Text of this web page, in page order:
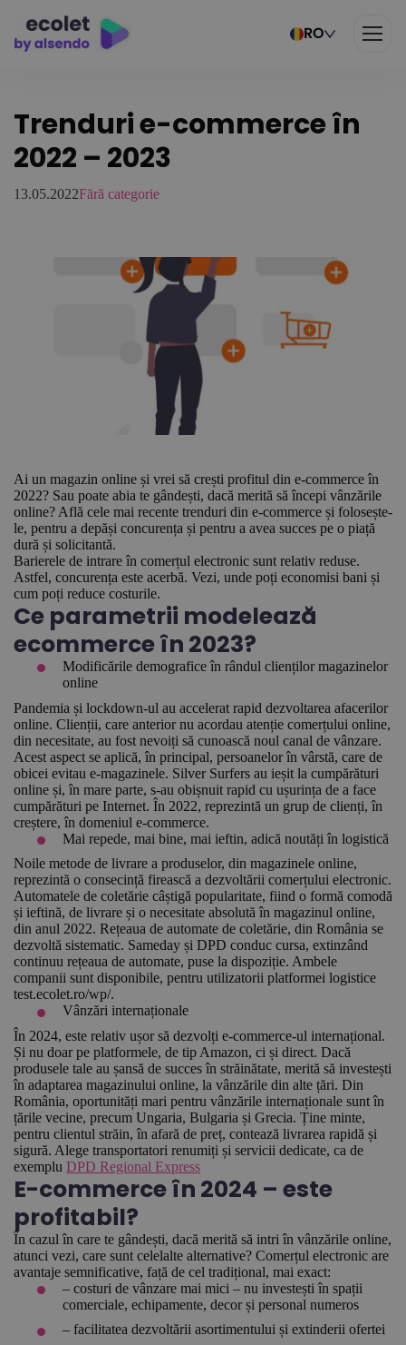
RO
Trenduri e-commerce în
2022 – 2023
13.05.2022Fără categorie
Ai un magazin online și vrei să crești profitul din e-commerce în
2022? Sau poate abia te gândești, dacă merită să începi vânzările
online? Află cele mai recente trenduri din e-commerce și folosește-
le, pentru a depăși concurența și pentru a avea succes pe o piață
dură și solicitantă.
Barierele de intrare în comerțul electronic sunt relativ reduse.
Astfel, concurența este acerbă. Vezi, unde poți economisi bani și
cum poți reduce costurile.
Ce parametrii modelează
ecommerce în 2023?
Modificările demografice în rândul clienților magazinelor
online
Pandemia și lockdown-ul au accelerat rapid dezvoltarea afacerilor
online. Clienții, care anterior nu acordau atenție comerțului online,
din necesitate, au fost nevoiți să cunoască noul canal de vânzare.
Acest aspect se aplică, în principal, persoanelor în vârstă, care de
obicei evitau e-magazinele. Silver Surfers au ieșit la cumpărături
online și, în mare parte, s-au obișnuit rapid cu ușurința de a face
cumpărături pe Internet. În 2022, reprezintă un grup de clienți, în
creștere, în domeniul e-commerce.
Mai repede, mai bine, mai ieftin, adică noutăți în logistică
Noile metode de livrare a produselor, din magazinele online,
reprezintă o consecință firească a dezvoltării comerțului electronic.
Automatele de coletărie câștigă popularitate, fiind o formă comodă
și ieftină, de livrare și o necesitate absolută în magazinul online,
din anul 2022. Rețeaua de automate de coletărie, din România se
dezvoltă sistematic. Sameday și DPD conduc cursa, extinzând
continuu rețeaua de automate, puse la dispoziție. Ambele
companii sunt disponibile, pentru utilizatorii platformei logistice
test.ecolet.ro/wp/.
Vânzări internaționale
În 2024, este relativ ușor să dezvolți e-commerce-ul internațional.
Și nu doar pe platformele, de tip Amazon, ci și direct. Dacă
produsele tale au șansă de succes în străinătate, merită să investești
în adaptarea magazinului online, la vânzările din alte țări. Din
România, oportunități mari pentru vânzările internaționale sunt în
țările vecine, precum Ungaria, Bulgaria și Grecia. Ține minte,
pentru clientul străin, în afară de preț, contează livrarea rapidă și
sigură. Alege transportatori renumiți și servicii dedicate, ca de
exemplu DPD Regional Express
E-commerce în 2024 – este
profitabil?
În cazul în care te gândești, dacă merită să intri în vânzările online,
atunci vezi, care sunt celelalte alternative? Comerțul electronic are
avantaje semnificative, față de cel tradițional, mai exact:
– costuri de vânzare mai mici – nu investești în spații
comerciale, echipamente, decor și personal numeros
– facilitatea dezvoltării asortimentului și extinderii ofertei